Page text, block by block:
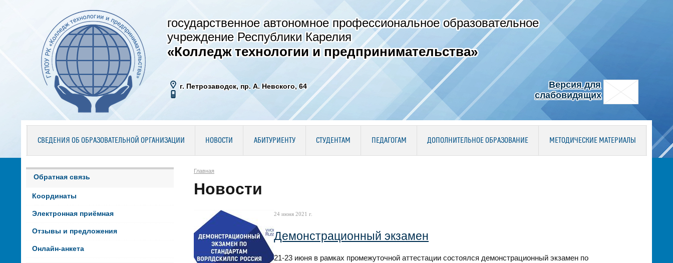
государственное автономное профессиональное образовательное
учреждение Республики Карелия
«Колледж технологии и предпринимательства»
г. Петрозаводск, пр. А. Невского, 64
Версия для
слабовидящих
СВЕДЕНИЯ ОБ ОБРАЗОВАТЕЛЬНОЙ ОРГАНИЗАЦИИ НОВОСТИ АБИТУРИЕНТУ СТУДЕНТАМ ПЕДАГОГАМ ДОПОЛНИТЕЛЬНОЕ ОБРАЗОВАНИЕ МЕТОДИЧЕСКИЕ МАТЕРИАЛЫ
Обратная связь
Координаты
Электронная приёмная
Отзывы и предложения
Онлайн-анкета
Главная
Новости
24 июня 2021 г.
Демонстрационный экзамен
21-23 июня в рамках промежуточной аттестации состоялся демонстрационный экзамен по